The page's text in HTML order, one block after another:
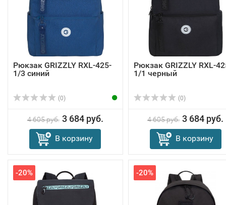
Рюкзак GRIZZLY RXL-425-
1/3 синий
(0)
4 605 руб. 3 684 руб.
В корзину
Рюкзак GRIZZLY RXL-
1/1 черный
(0)
4 605 руб. 3 684 руб.
В корзину
-20% -20%